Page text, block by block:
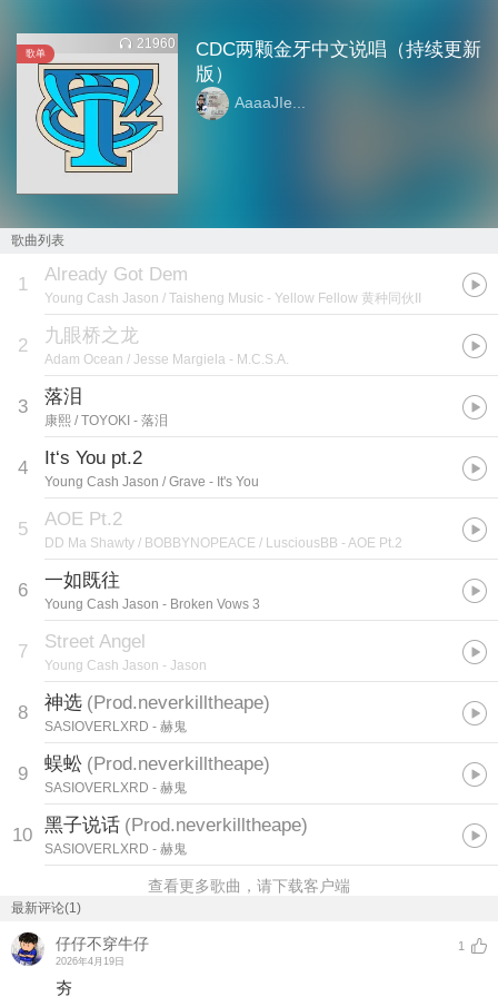
歌单
21960
CDC两颗金牙中文说唱（持续更新
版）
AaaaJIe...
歌曲列表
1 Already Got Dem
Young Cash Jason / Taisheng Music - Yellow Fellow 黄种同伙II
2 九眼桥之龙
Adam Ocean / Jesse Margiela - M.C.S.A.
3 落泪
康熙 / TOYOKI - 落泪
4 It‘s You pt.2
Young Cash Jason / Grave - It's You
5 AOE Pt.2
DD Ma Shawty / BOBBYNOPEACE / LusciousBB - AOE Pt.2
6 一如既往
Young Cash Jason - Broken Vows 3
7 Street Angel
Young Cash Jason - Jason
8 神选 (Prod.neverkilltheape)
SASIOVERLXRD - 赫鬼
9 蜈蚣 (Prod.neverkilltheape)
SASIOVERLXRD - 赫鬼
10 黑子说话 (Prod.neverkilltheape)
SASIOVERLXRD - 赫鬼
查看更多歌曲，请下载客户端
最新评论(1)
仔仔不穿牛仔
2026年4月19日
1
夯